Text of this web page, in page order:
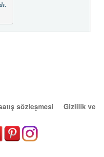
sözleşmesi
Gizlilik ve